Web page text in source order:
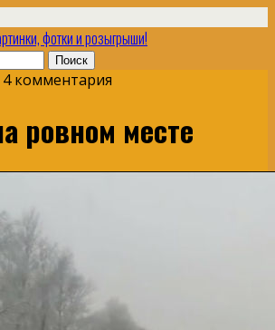
фотки и розыгрыши!
4 комментария
ровном месте